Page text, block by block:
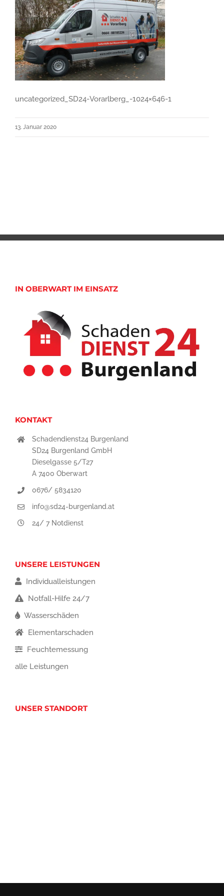
uncategorized_SD24-Vorarlberg_-1024×646-1
13. Januar 2020
IN OBERWART IM EINSATZ
KONTAKT
Schadendienst24 Burgenland
SD24 Burgenland GmbH
Dieselgasse 5/T27
A 7400 Oberwart
0676/ 5834120
info@sd24-burgenland.at
24/ 7 Notdienst
UNSERE LEISTUNGEN
Individualleistungen
Notfall-Hilfe 24/7
Wasserschäden
Elementarschaden
Feuchtemessung
alle Leistungen
UNSER STANDORT